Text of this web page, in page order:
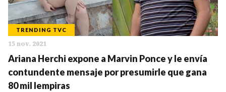
TRENDING TVC
15 nov. 2021
Ariana Herchi expone a Marvin Ponce y le envía
contundente mensaje por presumirle que gana
80 mil lempiras